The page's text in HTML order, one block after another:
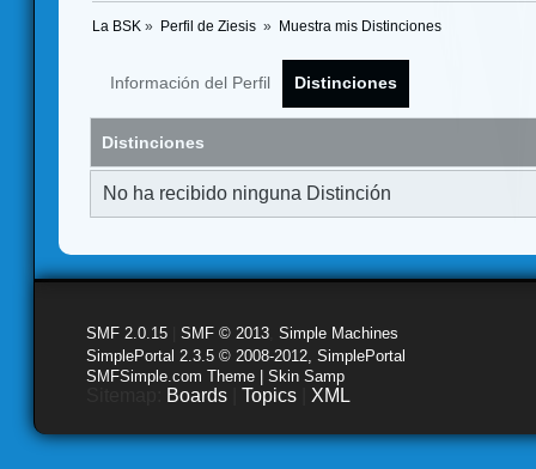
La BSK » Perfil de Ziesis » Muestra mis Distinciones
Información del Perfil Distinciones
Distinciones
No ha recibido ninguna Distinción
SMF 2.0.15 SMF © 2013 Simple Machines
SimplePortal 2.3.5 © 2008-2012, SimplePortal
SMFSimple.com Theme | Skin Samp
Boards Topics XML